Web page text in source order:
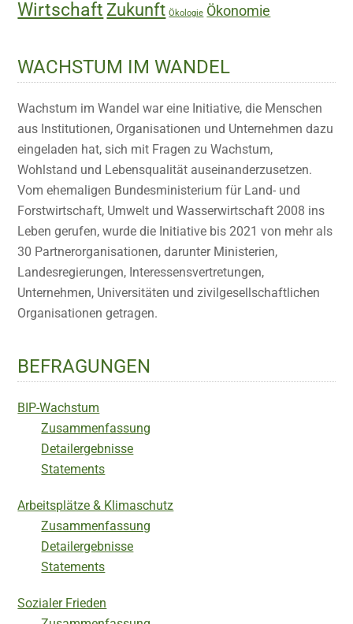
Wirtschaft Zukunft Ökologie Ökonomie
WACHSTUM IM WANDEL
Wachstum im Wandel war eine Initiative, die Menschen
aus Institutionen, Organisationen und Unternehmen dazu
eingeladen hat, sich mit Fragen zu Wachstum,
Wohlstand und Lebensqualität auseinanderzusetzen.
Vom ehemaligen Bundesministerium für Land- und
Forstwirtschaft, Umwelt und Wasserwirtschaft 2008 ins
Leben gerufen, wurde die Initiative bis 2021 von mehr als
30 Partnerorganisationen, darunter Ministerien,
Landesregierungen, Interessensvertretungen,
Unternehmen, Universitäten und zivilgesellschaftlichen
Organisationen getragen.
BEFRAGUNGEN
BIP-Wachstum
Zusammenfassung
Detailergebnisse
Statements
Arbeitsplätze & Klimaschutz
Zusammenfassung
Detailergebnisse
Statements
Sozialer Frieden